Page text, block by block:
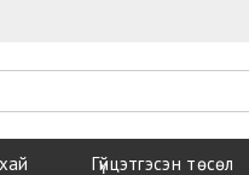
Гүйцэтгэсэн төсөл